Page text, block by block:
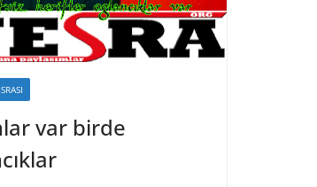
var birde